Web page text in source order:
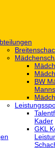
BW
Kader
GKL